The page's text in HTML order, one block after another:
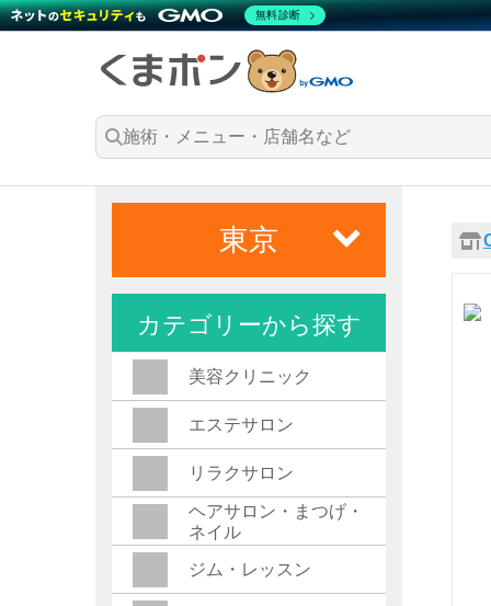
東京
カテゴリーから探す
美容クリニック
エステサロン
リラクサロン
ヘアサロン・まつげ・
ネイル
ジム・レッスン
無料診断